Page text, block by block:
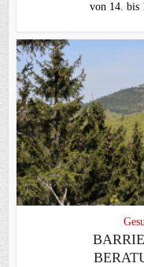
von 14. bis